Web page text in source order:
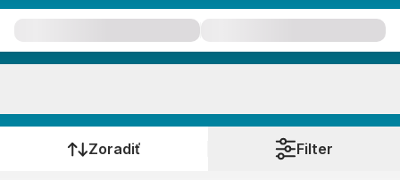
Kedy cestujete?
Zoradiť Filter